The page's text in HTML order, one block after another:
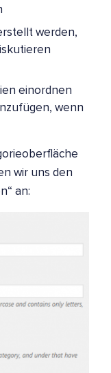
werden,
einordnen
wenn
wir uns den
an: